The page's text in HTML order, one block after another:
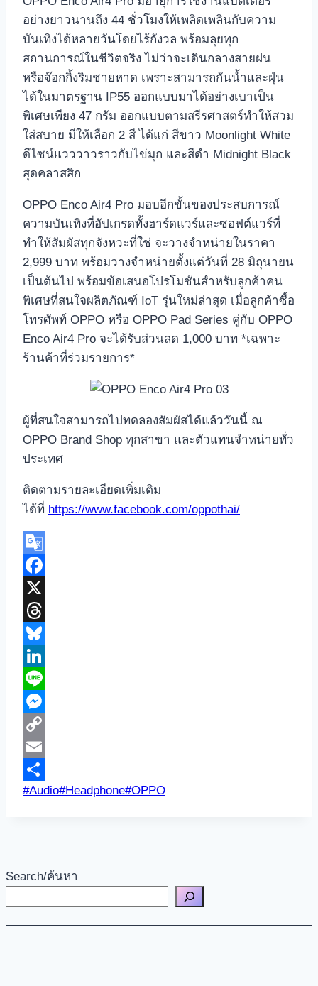
อย่างยาวนานถึง 44 ชั่วโมงให้เพลิดเพลินกับความ
บันเทิงได้หลายวันโดยไร้กังวล พร้อมลุยทุก
สถานการณ์ในชีวิตจริง ไม่ว่าจะเดินกลางสายฝน
หรือจ๊อกกิ้งริมชายหาด เพราะสามารถกันน้ำและฝุ่น
ได้ในมาตรฐาน IP55 ออกแบบมาได้อย่างเบาเป็น
พิเศษเพียง 47 กรัม ออกแบบตามสรีรศาสตร์ทำให้สวม
ใส่สบาย มีให้เลือก 2 สี ได้แก่ สีขาว Moonlight White
ดีไซน์แวววาวราวกับไข่มุก และสีดำ Midnight Black
สุดคลาสสิก
OPPO Enco Air4 Pro มอบอีกขั้นของประสบการณ์
ความบันเทิงที่อัปเกรดทั้งฮาร์ดแวร์และซอฟต์แวร์ที่
ทำให้สัมผัสทุกจังหวะที่ใช่ จะวางจำหน่ายในราคา
2,999 บาท พร้อมวางจำหน่ายตั้งแต่วันที่ 28 มิถุนายน
เป็นต้นไป พร้อมข้อเสนอโปรโมชันสำหรับลูกค้าคน
พิเศษที่สนใจผลิตภัณฑ์ IoT รุ่นใหม่ล่าสุด เมื่อลูกค้าซื้อ
โทรศัพท์ OPPO หรือ OPPO Pad Series คู่กับ OPPO
Enco Air4 Pro จะได้รับส่วนลด 1,000 บาท *เฉพาะ
ร้านค้าที่ร่วมรายการ*
ผู้ที่สนใจสามารถไปทดลองสัมผัสได้แล้ววันนี้ ณ
OPPO Brand Shop ทุกสาขา และตัวแทนจำหน่ายทั่ว
ประเทศ
ติดตามรายละเอียดเพิ่มเติม
ได้ที่ https://www.facebook.com/oppothai/
Google
Translate
Facebook
X
Threads
Bluesky
LinkedIn
Line
Messenger
Copy
Link
Email
Share
Post
#Audio#Headphone#OPPO
Search/ค้นหา